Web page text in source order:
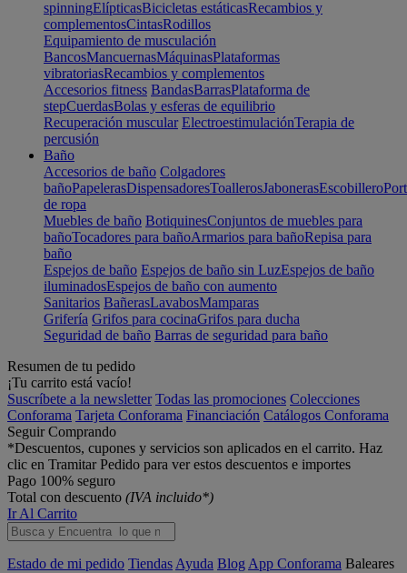
spinningElípticasBicicletas estáticasRecambios y
complementosCintasRodillos
Equipamiento de musculación
BancosMancuernasMáquinasPlataformas
vibratoriasRecambios y complementos
Accesorios fitness BandasBarrasPlataforma de
stepCuerdasBolas y esferas de equilibrio
Recuperación muscular ElectroestimulaciónTerapia de
percusión
Baño
Accesorios de baño Colgadores
bañoPapelerasDispensadoresToallerosJabonerasEscobillero
de ropa
Muebles de baño BotiquinesConjuntos de muebles para
bañoTocadores para bañoArmarios para bañoRepisa para
baño
Espejos de baño Espejos de baño sin LuzEspejos de baño
iluminadosEspejos de baño con aumento
Sanitarios BañerasLavabosMamparas
Grifería Grifos para cocinaGrifos para ducha
Seguridad de baño Barras de seguridad para baño
Resumen de tu pedido
¡Tu carrito está vacío!
Suscríbete a la newsletter Todas las promociones Colecciones
Conforama Tarjeta Conforama Financiación Catálogos Conforama
Seguir Comprando
*Descuentos, cupones y servicios son aplicados en el carrito. Haz
clic en Tramitar Pedido para ver estos descuentos e importes
Pago 100% seguro
Total con descuento (IVA incluido*)
Ir Al Carrito
Estado de mi pedido Tiendas Ayuda Blog App Conforama Baleares